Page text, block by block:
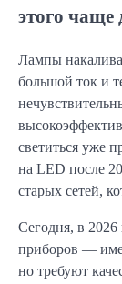
этого чаще
Лампы
большой ток и
светиться уже
на LED после
старых сетей,
Сегодня, в
приборов —
но требуют